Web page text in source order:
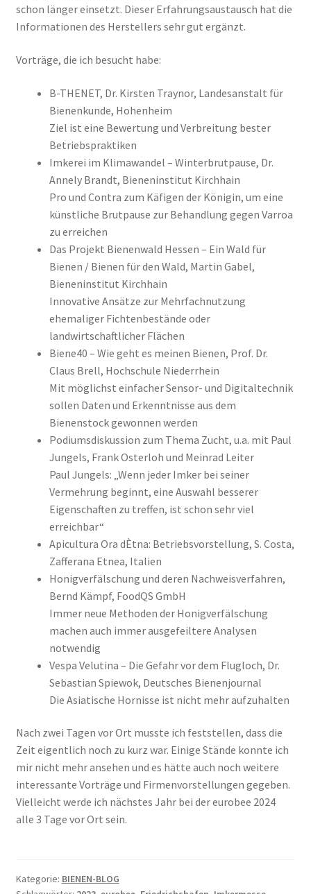
schon länger einsetzt. Dieser Erfahrungsaustausch hat die
Informationen des Herstellers sehr gut ergänzt.
Vorträge, die ich besucht habe:
B-THENET, Dr. Kirsten Traynor, Landesanstalt für
Bienenkunde, Hohenheim
Ziel ist eine Bewertung und Verbreitung bester
Betriebspraktiken
Imkerei im Klimawandel – Winterbrutpause, Dr.
Annely Brandt, Bieneninstitut Kirchhain
Pro und Contra zum Käfigen der Königin, um eine
künstliche Brutpause zur Behandlung gegen Varroa
zu erreichen
Das Projekt Bienenwald Hessen – Ein Wald für
Bienen / Bienen für den Wald, Martin Gabel,
Bieneninstitut Kirchhain
Innovative Ansätze zur Mehrfachnutzung
ehemaliger Fichtenbestände oder
landwirtschaftlicher Flächen
Biene40 – Wie geht es meinen Bienen, Prof. Dr.
Claus Brell, Hochschule Niederrhein
Mit möglichst einfacher Sensor- und Digitaltechnik
sollen Daten und Erkenntnisse aus dem
Bienenstock gewonnen werden
Podiumsdiskussion zum Thema Zucht, u.a. mit Paul
Jungels, Frank Osterloh und Meinrad Leiter
Paul Jungels: „Wenn jeder Imker bei seiner
Vermehrung beginnt, eine Auswahl besserer
Eigenschaften zu treffen, ist schon sehr viel
erreichbar“
Apicultura Ora dÈtna: Betriebsvorstellung, S. Costa,
Zafferana Etnea, Italien
Honigverfälschung und deren Nachweisverfahren,
Bernd Kämpf, FoodQS GmbH
Immer neue Methoden der Honigverfälschung
machen auch immer ausgefeiltere Analysen
notwendig
Vespa Velutina – Die Gefahr vor dem Flugloch, Dr.
Sebastian Spiewok, Deutsches Bienenjournal
Die Asiatische Hornisse ist nicht mehr aufzuhalten
Nach zwei Tagen vor Ort musste ich feststellen, dass die
Zeit eigentlich noch zu kurz war. Einige Stände konnte ich
mir nicht mehr ansehen und es hätte auch noch weitere
interessante Vorträge und Firmenvorstellungen gegeben.
Vielleicht werde ich nächstes Jahr bei der eurobee 2024
alle 3 Tage vor Ort sein.
Kategorie: BIENEN-BLOG